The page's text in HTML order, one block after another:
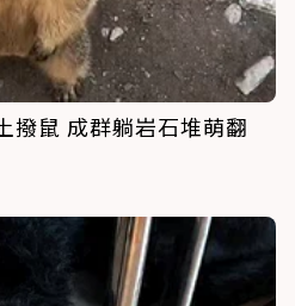
撥鼠 成群躺岩石堆萌翻